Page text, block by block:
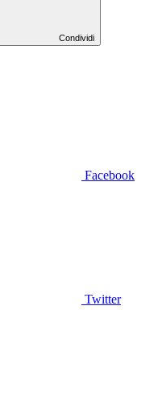
Condividi
Facebook
Twitter